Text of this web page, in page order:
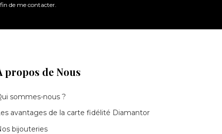
de me contacter.
propos de Nous
sommes-nous ?
avantages de la carte fidélité Diamantor
bijouteries